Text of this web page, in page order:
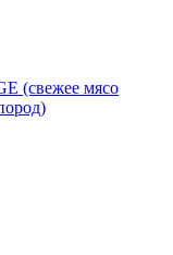
(свежее мясо